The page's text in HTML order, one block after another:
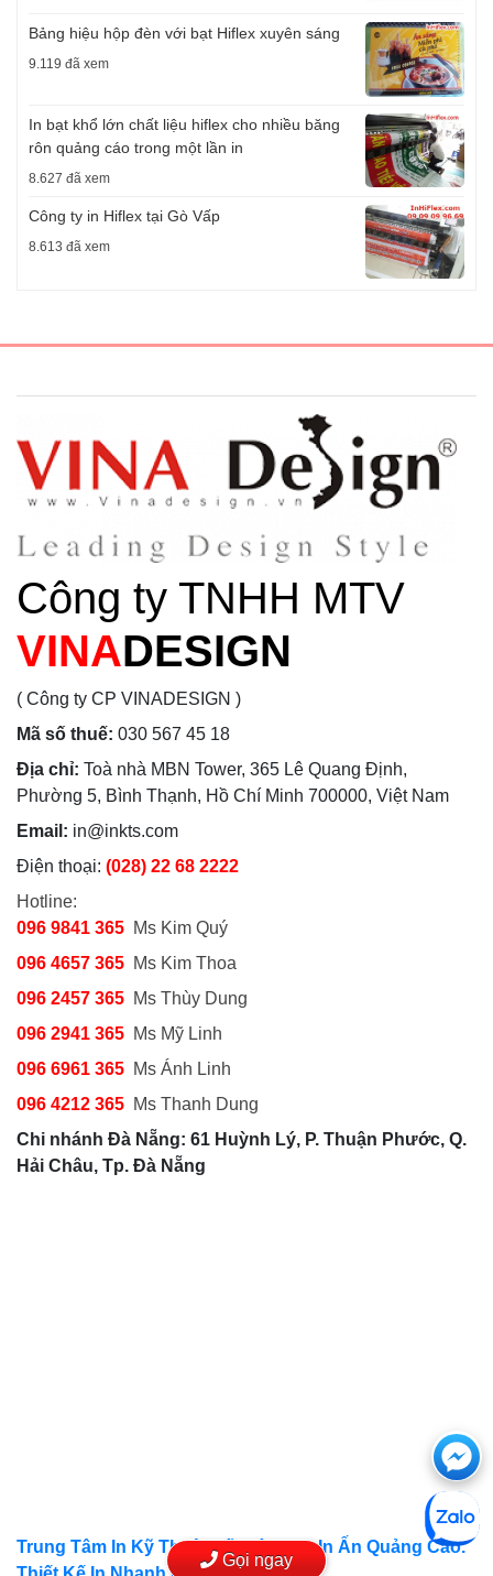
Bảng hiệu hộp đèn với bạt Hiflex xuyên sáng
9.119 đã xem
In bạt khổ lớn chất liệu hiflex cho nhiều băng
rôn quảng cáo trong một lần in
8.627 đã xem
Công ty in Hiflex tại Gò Vấp
8.613 đã xem
Công ty TNHH MTV
VINADESIGN
( Công ty CP VINADESIGN )
Mã số thuế: 030 567 45 18
Địa chỉ: Toà nhà MBN Tower, 365 Lê Quang Định,
Phường 5, Bình Thạnh, Hồ Chí Minh 700000, Việt Nam
Email: in@inkts.com
Điện thoại: (028) 22 68 2222
Hotline:
096 9841 365 Ms Kim Quý
096 4657 365 Ms Kim Thoa
096 2457 365 Ms Thùy Dung
096 2941 365 Ms Mỹ Linh
096 6961 365 Ms Ánh Linh
096 4212 365 Ms Thanh Dung
Chi nhánh Đà Nẵng: 61 Huỳnh Lý, P. Thuận Phước, Q.
Hải Châu, Tp. Đà Nẵng
Trung Tâm In Kỹ Thuật Số, Công Ty In Ấn Quảng Cáo.
Gọi ngay